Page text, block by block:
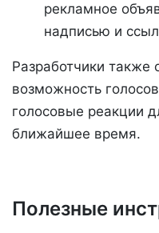
рекламное
надписью и
Разработчики
возможность
голосовые реакции
ближайшее время.
Полезные